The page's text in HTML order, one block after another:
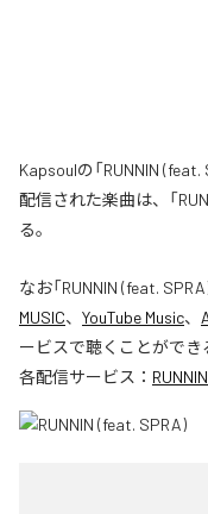
Kapsoulの「RUNNIN
配信された楽曲は、「
る。
なお「RUNNIN (feat.
MUSIC、 YouTube Music、
ービスで聴くことができ
各配信サービス：